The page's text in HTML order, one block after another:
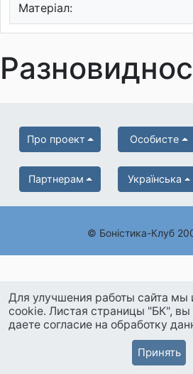
Матеріал:
Про проект Особисте
Партнерам Українська
© Боністика-Клуб
Для улучшения работы сайта мы
cookie. Листая страницы "БК", вы
даете согласие на обработку
Принять